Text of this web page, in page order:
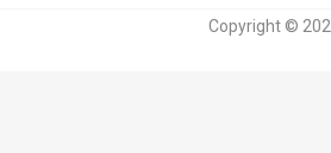
Copyright ©